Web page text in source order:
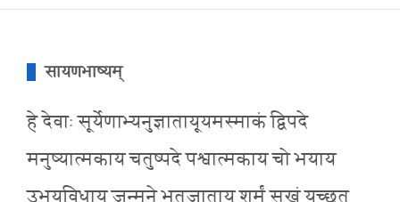
सायणभाष्यम्
हे देवाः सूर्येणाभ्यनुज्ञातायूयमस्माकं द्विपदे
मनुष्यात्मकाय चतुष्पदे पश्वात्मकाय चो भयाय
उभयविधाय जन्मने भूतजाताय शर्मं सुखं यच्छत